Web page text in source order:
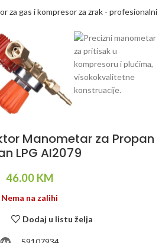
Manometar za Propan
LPG AI2079
46.00 KM
Nema na zalihi
Dodaj u listu želja